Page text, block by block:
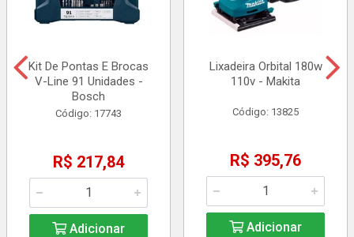
Kit De Pontas E Brocas
V-Line 91 Unidades -
Bosch
Código: 17743
R$ 217,84
Adicionar
Lixadeira Orbital 180w
110v - Makita
Código: 13825
R$ 395,76
Adicionar